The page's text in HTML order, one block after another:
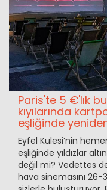
Paris'te 5 €'lık
kıyılarında
eşliğinde
Eyfel Kulesi’nin
eşliğinde yıldızlar
değil mi? Vedettes
hava sinemasını